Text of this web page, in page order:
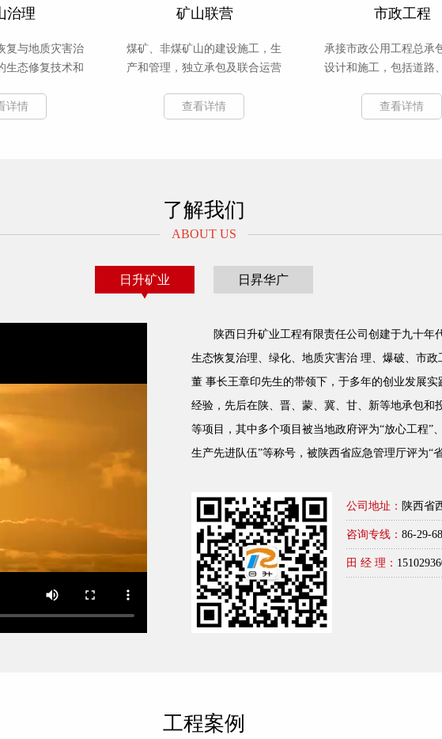
治理
复与地质灾害治
生态修复技术和
详情
矿山联营
煤矿、非煤矿山的建设施工，生
产和管理，独立承包及联合运营
查看详情
市政工程
承接市政公用工程总承
设计和施工，包括道路
查看详情
了解我们
ABOUT US
日升矿业 日昇华广
陕西日升矿业工程有限责任公司创建于九十
生态恢复治理、绿化、地质灾害治 理、爆破、市
董 事长王章印先生的带领下，于多年的创业发展
经验，先后在陕、晋、蒙、冀、甘、新等地承包
等项目，其中多个项目被当地政府评为“放心工程”
生产先进队伍”等称号，被陕西省应急管理厅评为“
公司地址： 陕西省
咨询专线： 86-29-
田 经 理：
团、西部水泥集团等国内多家大型企业有业务上往来。
工程案例